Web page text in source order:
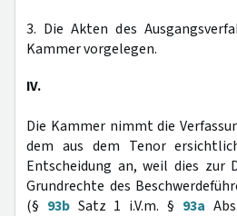
3. Die Akten des
Kammer vorgelegen.
IV.
Die Kammer nimmt die
dem aus dem Tenor
Entscheidung an, weil dies zur
Grundrechte des
(§ 93bSatz 1 i.V.m. § 93a